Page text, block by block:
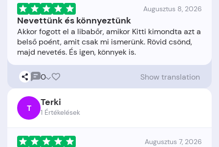
Augusztus 8, 2026
Nevettünk és könnyeztünk
Akkor fogott el a libabőr, amikor Kitti kimondta azt a
belső poént, amit csak mi ismerünk. Rövid csönd,
0 Show translation
T Terki
1 Értékelések
Augusztus 7, 2026